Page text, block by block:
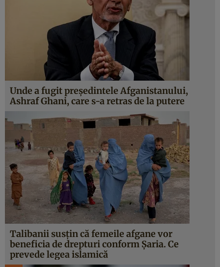
Unde a fugit preşedintele Afganistanului,
Ashraf Ghani, care s-a retras de la putere
Talibanii susțin că femeile afgane vor
beneficia de drepturi conform Şaria. Ce
prevede legea islamică